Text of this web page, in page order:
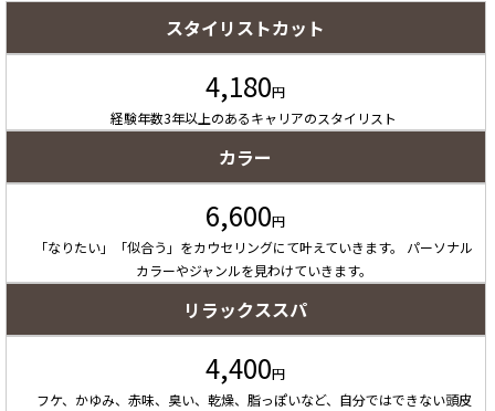
スタイリストカット
4,180円
経験年数3年以上のあるキャリアのスタイリスト
カラー
6,600円
「なりたい」「似合う」をカウセリングにて叶えていきます。 パーソナル
カラーやジャンルを見わけていきます。
リラックススパ
4,400円
フケ、かゆみ、赤味、臭い、乾燥、脂っぽいなど、自分ではできない頭皮